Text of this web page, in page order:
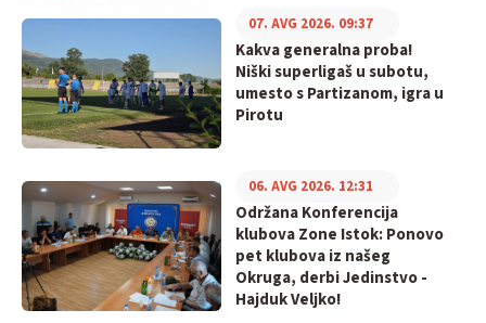
Kakva generalna proba!
Niški superligaš u subotu,
umesto s Partizanom, igra u
Pirotu
07. AVG 2026. 09:37
Održana Konferencija
klubova Zone Istok: Ponovo
pet klubova iz našeg
Okruga, derbi Jedinstvo -
Hajduk Veljko!
06. AVG 2026. 12:31